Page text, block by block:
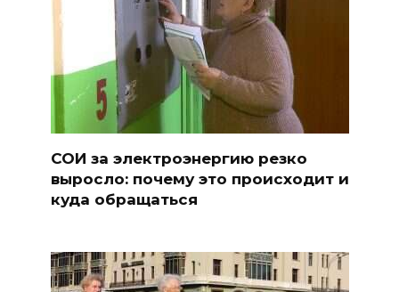
СОИ за электроэнергию резко
выросло: почему это происходит и
куда обращаться